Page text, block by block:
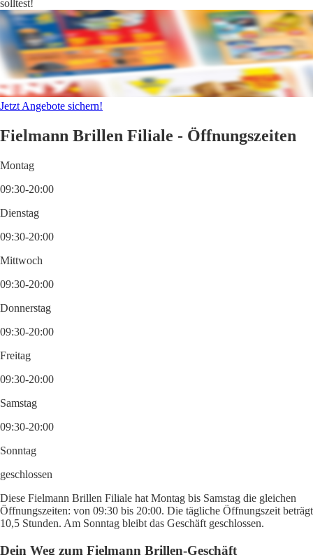
solltest!
Jetzt Angebote sichern!
Fielmann Brillen Filiale - Öffnungszeiten
Montag
09:30-20:00
Dienstag
09:30-20:00
Mittwoch
09:30-20:00
Donnerstag
09:30-20:00
Freitag
09:30-20:00
Samstag
09:30-20:00
Sonntag
geschlossen
Diese Fielmann Brillen Filiale hat Montag bis Samstag die gleichen
Öffnungszeiten: von 09:30 bis 20:00. Die tägliche Öffnungszeit beträgt
10,5 Stunden. Am Sonntag bleibt das Geschäft geschlossen.
Dein Weg zum Fielmann Brillen-Geschäft